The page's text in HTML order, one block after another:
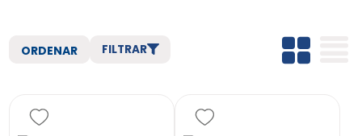
FILTRAR